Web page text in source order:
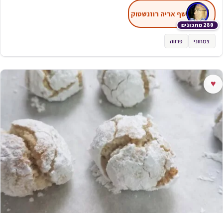
280 מתכונים
שף אריה רוזנשטוק
צמחוני פרווה
♥